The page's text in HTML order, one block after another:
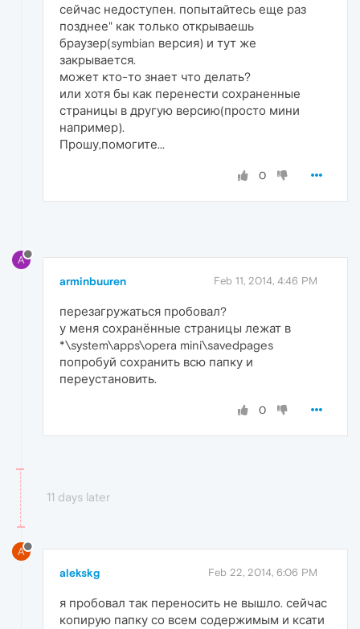
сейчас недоступен. попытайтесь еще раз
позднее" как только открываешь
браузер(symbian версия) и тут же
закрывается.
может кто-то знает что делать?
или хотя бы как перенести сохраненные
страницы в другую версию(просто мини
например).
Прошу,помогите...
0
A
arminbuuren Feb 11, 2014, 4:46 PM
перезагружаться пробовал?
у меня сохранённые страницы лежат в
*\system\apps\opera mini\savedpages
попробуй сохранить всю папку и
переустановить.
0
11 days later
A
alekskg Feb 22, 2014, 6:06 PM
я пробовал так переносить не вышло. сейчас
копирую папку со всем содержимым и ксати